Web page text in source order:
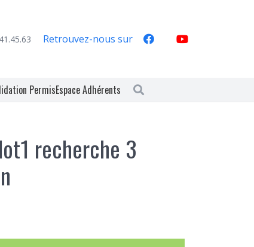
Retrouvez-nous sur
PermisEspace Adhérents
recherche 3